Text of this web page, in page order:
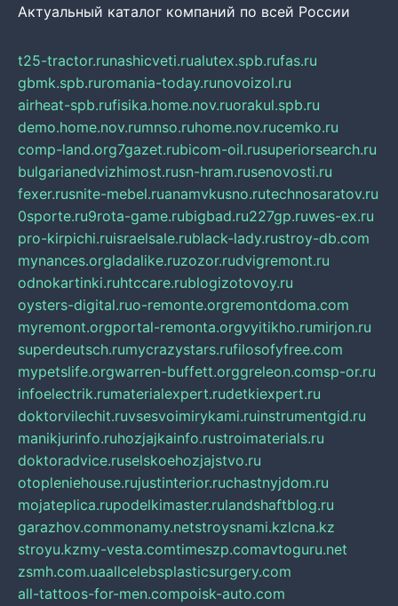
Актуальный каталог компаний по всей России
t25-tractor.runashicveti.rualutex.spb.rufas.ru
gbmk.spb.ruromania-today.runovoizol.ru
airheat-spb.rufisika.home.nov.ruorakul.spb.ru
demo.home.nov.rumnso.ruhome.nov.rucemko.ru
comp-land.org7gazet.rubicom-oil.rusuperiorsearch.ru
bulgarianedvizhimost.rusn-hram.rusenovosti.ru
fexer.rusnite-mebel.ruanamvkusno.rutechnosaratov.ru
0sporte.ru9rota-game.rubigbad.ru227gp.ruwes-ex.ru
pro-kirpichi.ruisraelsale.rublack-lady.rustroy-db.com
mynances.orgladalike.ruzozor.rudvigremont.ru
odnokartinki.ruhtccare.rublogizotovoy.ru
oysters-digital.ruo-remonte.orgremontdoma.com
myremont.orgportal-remonta.orgvyitikho.rumirjon.ru
superdeutsch.rumycrazystars.rufilosofyfree.com
mypetslife.orgwarren-buffett.orggreleon.comsp-or.ru
infoelectrik.rumaterialexpert.rudetkiexpert.ru
doktorvilechit.ruvsesvoimirykami.ruinstrumentgid.ru
manikjurinfo.ruhozjajkainfo.rustroimaterials.ru
doktoradvice.ruselskoehozjajstvo.ru
otopleniehouse.rujustinterior.ruchastnyjdom.ru
mojateplica.rupodelkimaster.rulandshaftblog.ru
garazhov.commonamy.netstroysnami.kzlcna.kz
stroyu.kzmy-vesta.comtimeszp.comavtoguru.net
zsmh.com.uaallcelebsplasticsurgery.com
all-tattoos-for-men.compoisk-auto.com